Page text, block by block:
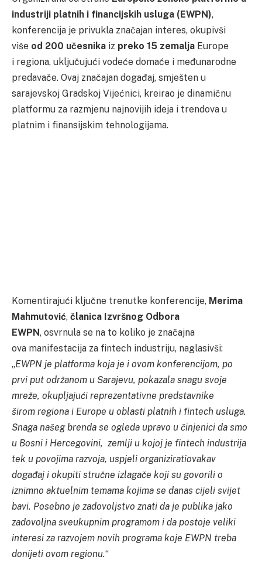
industriji platnih i financijskih usluga (EWPN),
konferencija je privukla značajan interes, okupivši
više od 200 učesnika iz preko 15 zemalja Europe
i regiona, uključujući vodeće domaće i međunarodne
predavače. Ovaj značajan događaj, smješten u
sarajevskoj Gradskoj Vijećnici, kreirao je dinamičnu
platformu za razmjenu najnovijih ideja i trendova u
platnim i finansijskim tehnologijama.
Komentirajući ključne trenutke konferencije, Merima
Mahmutović, članica Izvršnog Odbora
EWPN, osvrnula se na to koliko je značajna
ova manifestacija za fintech industriju, naglasivši:
„EWPN je platforma koja je i ovom konferencijom, po
prvi put održanom u Sarajevu, pokazala snagu svoje
mreže, okupljajući reprezentativne predstavnike
širom regiona i Europe u oblasti platnih i fintech usluga.
Snaga našeg brenda se ogleda upravo u činjenici da smo
u Bosni i Hercegovini, zemlji u kojoj je fintech industrija
tek u povojima razvoja, uspjeli organiziratiovakav
događaj i okupiti stručne izlagače koji su govorili o
iznimno aktuelnim temama kojima se danas cijeli svijet
bavi. Posebno je zadovoljstvo znati da je publika jako
zadovoljna sveukupnim programom i da postoje veliki
interesi za razvojem novih programa koje EWPN treba
donijeti ovom regionu.“